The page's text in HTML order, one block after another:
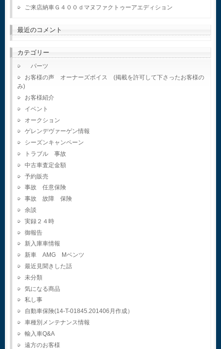
ご来店納車Ｇ４００ｄマヌファクトゥーアエディション
最近のコメント
カテゴリー
パーツ
お客様の声 オーナーズボイス (掲載を許可して下さったお客様の
み)
お客様紹介
イベント
オークション
ゲレンデヴァーゲン情報
シーズンキャンペーン
トラブル 事故
中古車査定金額
予約販売
事故 任意保険
事故 故障 保険
余談
実録２４時
御報告
新入庫車情報
新車 AMG Mベンツ
最近見聞きした話
未分類
気になる商品
私し事
自動車保険(14-T-01845.201406月作成）
車種別メンテナンス情報
輸入車Q&A
遠方のお客様